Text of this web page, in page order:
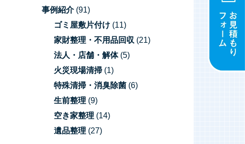
事例紹介(91)
ゴミ屋敷片付け (11)
家財整理・不用品回収 (21)
法人・店舗・解体(5)
火災現場清掃 (1)
特殊清掃・消臭除菌 (6)
生前整理 (9)
空き家整理 (14)
遺品整理 (27)